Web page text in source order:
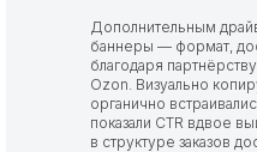
Дополнительным
баннеры — формат,
благодаря
Ozon. Визуально
органично
показали CTR вдвое
в структуре заказов